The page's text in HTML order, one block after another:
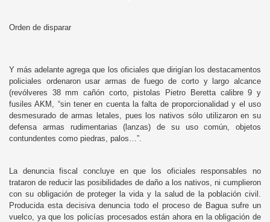
Orden de disparar
Y más adelante agrega que los oficiales que dirigían los destacamentos
policiales ordenaron usar armas de fuego de corto y largo alcance
(revólveres 38 mm cañón corto, pistolas Pietro Beretta calibre 9 y
fusiles AKM, “sin tener en cuenta la falta de proporcionalidad y el uso
desmesurado de armas letales, pues los nativos sólo utilizaron en su
defensa armas rudimentarias (lanzas) de su uso común, objetos
contundentes como piedras, palos…”.
La denuncia fiscal concluye en que los oficiales responsables no
trataron de reducir las posibilidades de daño a los nativos, ni cumplieron
con su obligación de proteger la vida y la salud de la población civil.
Producida esta decisiva denuncia todo el proceso de Bagua sufre un
vuelco, ya que los policías procesados están ahora en la obligación de